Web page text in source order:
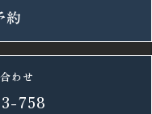
約
わせ
758